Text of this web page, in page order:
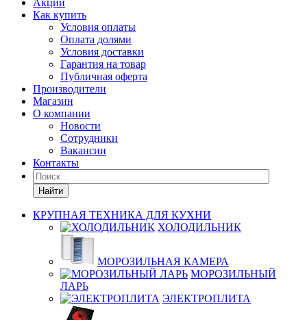
Акции
Как купить
Условия оплаты
Оплата долями
Условия доставки
Гарантия на товар
Публичная оферта
Производители
Магазин
О компании
Новости
Сотрудники
Вакансии
Контакты
Найти
КРУПНАЯ ТЕХНИКА ДЛЯ КУХНИ
ХОЛОДИЛЬНИК
МОРОЗИЛЬНАЯ КАМЕРА
МОРОЗИЛЬНЫЙ
ЛАРЬ
ЭЛЕКТРОПЛИТА